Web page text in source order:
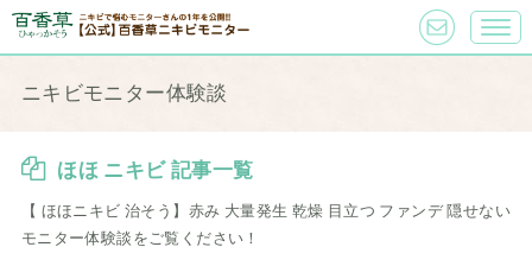
ニキビモニター体験談
ほほ ニキビ 記事一覧
【 ほほニキビ 治そう】赤み 大量発生 乾燥 目立つ ファンデ 隠せない
モニター体験談をご覧ください！